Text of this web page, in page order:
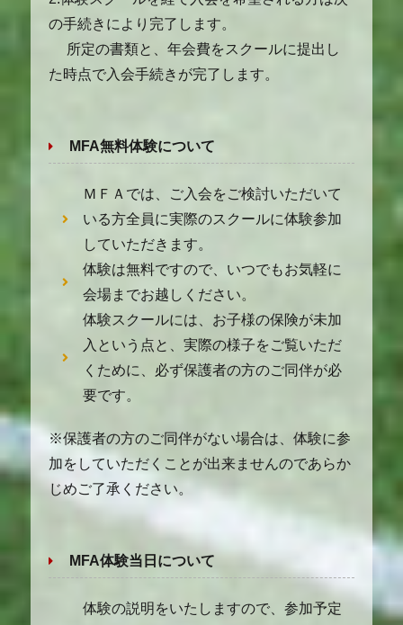
の手続きにより完了します。
所定の書類と、年会費をスクールに提出し
た時点で入会手続きが完了します。
MFA無料体験について
ＭＦＡでは、ご入会をご検討いただいて
いる方全員に実際のスクールに体験参加
していただきます。
体験は無料ですので、いつでもお気軽に
会場までお越しください。
体験スクールには、お子様の保険が未加
入という点と、実際の様子をご覧いただ
くために、必ず保護者の方のご同伴が必
要です。
※保護者の方のご同伴がない場合は、体験に参
加をしていただくことが出来ませんのであらか
じめご了承ください。
MFA体験当日について
体験の説明をいたしますので、参加予定